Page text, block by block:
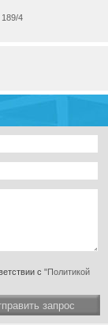
189/4
с "Политикой
запрос